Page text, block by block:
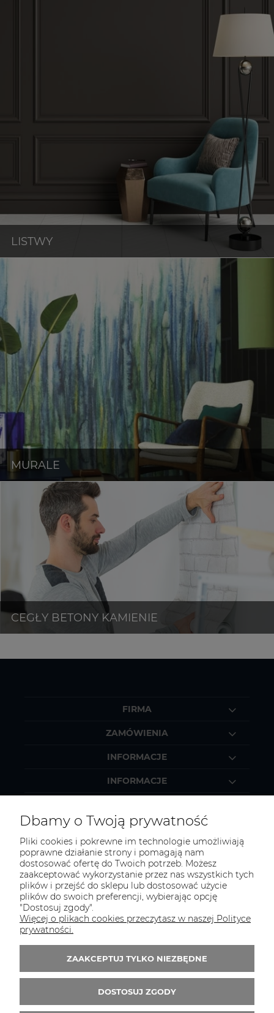
FIRMA
ZAMÓWIENIA
INFORMACJE
INFORMACJE
KONTAKT
Zapraszamy do kontaktu:
telefonicznie od 11:00 do 16:00
lub
Tel.:
52 344 48 53
E-mail:sklep@studiotapet.pl
Dbamy o Twoją prywatność
Pliki cookies i pokrewne im technologie umożliwiają
poprawne działanie strony i pomagają nam
dostosować ofertę do Twoich potrzeb. Możesz
zaakceptować wykorzystanie przez nas wszystkich tych
plików i przejść do sklepu lub dostosować użycie
plików do swoich preferencji, wybierając opcję
"Dostosuj zgody".
Więcej o plikach cookies przeczytasz w naszej Polityce
prywatności.
ZAAKCEPTUJ TYLKO NIEZBĘDNE
DOSTOSUJ ZGODY